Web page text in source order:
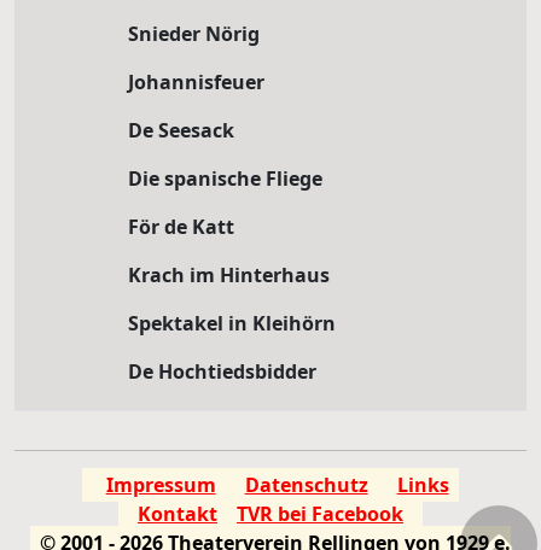
Snieder Nörig
Johannisfeuer
De Seesack
Die spanische Fliege
För de Katt
Krach im Hinterhaus
Spektakel in Kleihörn
De Hochtiedsbidder
Impressum Datenschutz
Links
Kontakt
TVR bei Facebook
© 2001 - 2026 Theaterverein Rellingen von 1929 e.